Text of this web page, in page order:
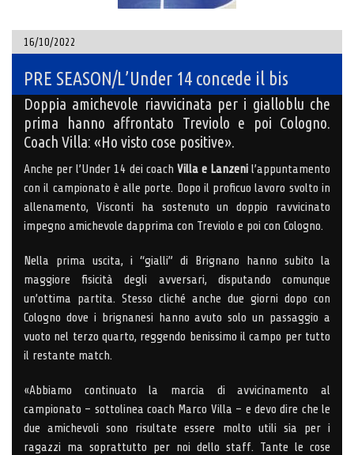
16/10/2022
PRE SEASON/L’Under 14 concede il bis
Doppia amichevole riavvicinata per i gialloblu che
prima hanno affrontato Treviolo e poi Cologno.
Coach Villa: «Ho visto cose positive».
Anche per l’Under 14 dei coach Villa e Lanzeni l’appuntamento
con il campionato è alle porte. Dopo il proficuo lavoro svolto in
allenamento, Visconti ha sostenuto un doppio ravvicinato
impegno amichevole dapprima con Treviolo e poi con Cologno.
Nella prima uscita, i “gialli” di Brignano hanno subito la
maggiore fisicità degli avversari, disputando comunque
un’ottima partita. Stesso cliché anche due giorni dopo con
Cologno dove i brignanesi hanno avuto solo un passaggio a
vuoto nel terzo quarto, reggendo benissimo il campo per tutto
il restante match.
«Abbiamo continuato la marcia di avvicinamento al
campionato – sottolinea coach Marco Villa – e devo dire che le
due amichevoli sono risultate essere molto utili sia per i
ragazzi ma soprattutto per noi dello staff. Tante le cose